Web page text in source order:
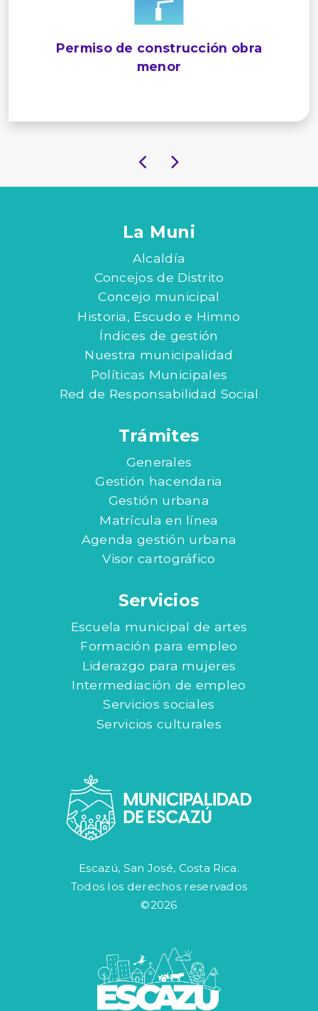
Permiso de construcción obra
menor
La Muni
Alcaldía
Concejos de Distrito
Concejo municipal
Historia, Escudo e Himno
Índices de gestión
Nuestra municipalidad
Políticas Municipales
Red de Responsabilidad Social
Trámites
Generales
Gestión hacendaria
Gestión urbana
Matrícula en línea
Agenda gestión urbana
Visor cartográfico
Servicios
Escuela municipal de artes
Formación para empleo
Liderazgo para mujeres
Intermediación de empleo
Servicios sociales
Servicios culturales
Escazú, San José, Costa Rica.
Todos los derechos reservados
©2026